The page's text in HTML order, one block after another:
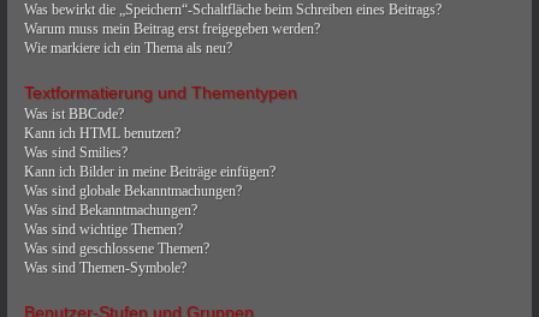
Was bewirkt die „Speichern“-Schaltfläche beim Schreiben eines Beitrags?
Warum muss mein Beitrag erst freigegeben werden?
Wie markiere ich ein Thema als neu?
Textformatierung und Thementypen
Was ist BBCode?
Kann ich HTML benutzen?
Was sind Smilies?
Kann ich Bilder in meine Beiträge einfügen?
Was sind globale Bekanntmachungen?
Was sind Bekanntmachungen?
Was sind wichtige Themen?
Was sind geschlossene Themen?
Was sind Themen-Symbole?
Benutzer-Stufen und Gruppen